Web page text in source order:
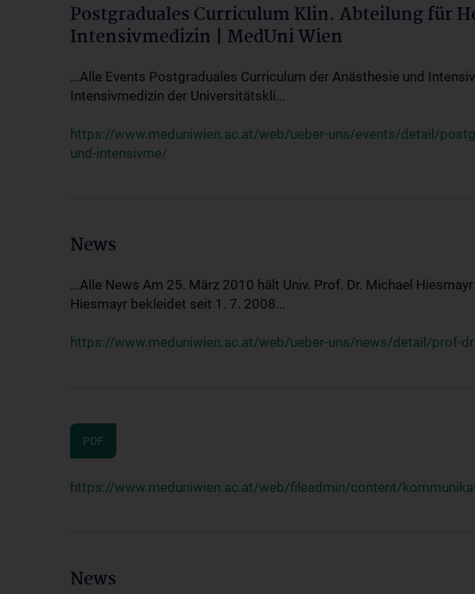
Postgraduales Curriculum Klin. Abteilung für
Intensivmedizin | MedUni Wien
...Alle Events Postgraduales Curriculum der Anästhesie und
Intensivmedizin der Universitätskli...
https://www.meduniwien.ac.at/web/ueber-uns/events/detail/
und-intensivme/
News
...Alle News Am 25. März 2010 hält Univ. Prof. Dr. Michael
Hiesmayr bekleidet seit 1. 7. 2008...
https://www.meduniwien.ac.at/web/ueber-uns/news/detail/prof-
PDF
https://www.meduniwien.ac.at/web/fileadmin/content/
News